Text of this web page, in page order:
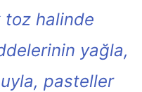
toz halinde
yağla,
pasteller